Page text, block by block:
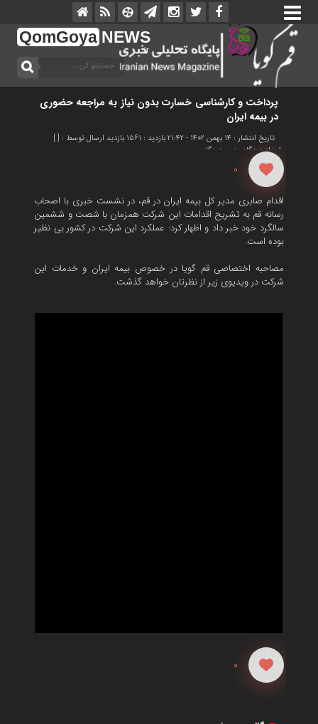
QomGoya NEWS
.ir
پرداخت و کارشناسی خسارت بدون نیاز به مراجعه حضوری
در بیمه ایران
تاریخ انتشار : 14 بهمن 1402 - 21:42 بازدید : 1561 بازدید
ارسال توسط : [ ]
تعداد دیدگاه :
بدون دیدگاه
0
اقدام صابری مدیر کل بیمه ایران در قم، در نشست خبری با اصحاب
رسانه قم به تشریح اقدامات این شرکت همزمان با شصت و ششمین
سالگرد خود خبر داد و اظهار کرد: عملکرد این شرکت در کشور بی نظیر
بوده است.
مصاحبه اختصاصی قم گویا در خصوص بیمه ایران و خدمات این
شرکت در ویدیوی زیر از نظرتان خواهد گذشت.
0